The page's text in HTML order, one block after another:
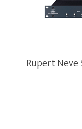
Rupert